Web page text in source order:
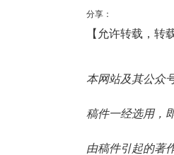
分享：
【允许转载，转
本网站及其公众
稿件一经选用，
由稿件引起的著